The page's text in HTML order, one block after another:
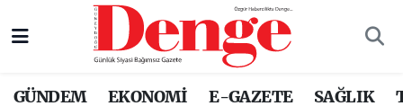
GÜNDEM EKONOMİ E-GAZETE SAĞLIK
Nöbetçi Eczaneler